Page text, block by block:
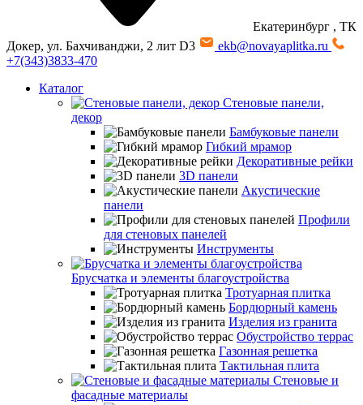
Екатеринбург , ТК
Докер, ул. Бахчиванджи, 2 лит D3
ekb@novayaplitka.ru
+7(343)3833-470
Каталог
Стеновые панели,
декор
Бамбуковые панели
Гибкий мрамор
Декоративные рейки
3D панели
Акустические
панели
Профили
для стеновых панелей
Инструменты
Брусчатка и элементы благоустройства
Тротуарная плитка
Бордюрный камень
Изделия из гранита
Обустройство террас
Газонная решетка
Тактильная плита
Стеновые и
фасадные материалы